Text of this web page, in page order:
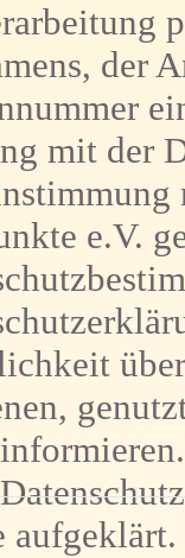
der
mit der
e.V.
aufgeklärt.